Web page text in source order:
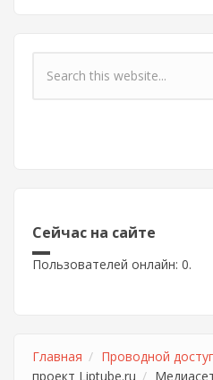
Форма поиска
Сейчас на сайте
Пользователей онлайн: 0.
Главная Проводной
проект Liptube.ru